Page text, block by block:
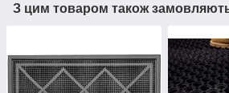
З цим товаром також